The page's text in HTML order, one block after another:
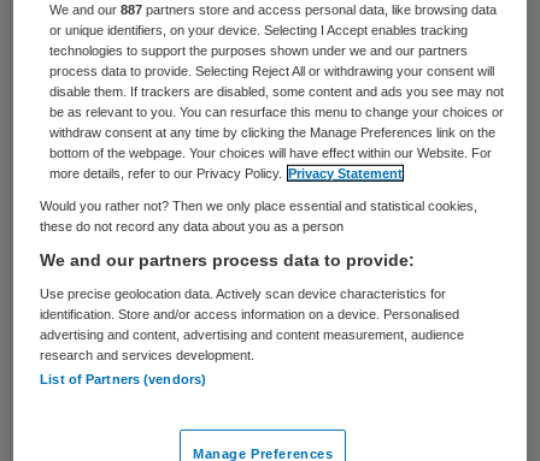
bestuurder leiding geven aan Trimenzo. Hij
volgt bij de Twentse aanbieder op het
gebied van wonen en zorg Sibbele Haarsma
op, die na twintig jaar afscheid neemt als
directeur.
Van Essen (51) is zijn loopbaan begonnen als
verpleegkundige en heeft diverse
leidinggevende functies vervuld. Hij is lange
tijd werkzaam geweest bij zorgorganisatie
Carint Reggeland in Twente en als directeur
Hengelo. Na het volgen van de Tias Nimbas
We and our887 partners store and access personal data, like browsing data
or unique identifiers, on your device. Selecting I Accept enables tracking
technologies to support the purposes shown under we and our partners
process data to provide. Selecting Reject All or withdrawing your consent will
disable them. If trackers are disabled, some content and ads you see may not
be as relevant to you. You can resurface this menu to change your choices or
withdraw consent at any time by clicking the Manage Preferences link on the
bottom of the webpage. Your choices will have effect within our Website. For
more details, refer to our Privacy Policy.
Privacy Statement
Would you rather not? Then we only place essential and statistical cookies,
these do not record any data about you as a person
We and our partners process data to provide:
Use precise geolocation data. Actively scan device characteristics for
identification. Store and/or access information on a device. Personalised
advertising and content, advertising and content measurement, audience
research and services development.
List of Partners (vendors)
Manage Preferences